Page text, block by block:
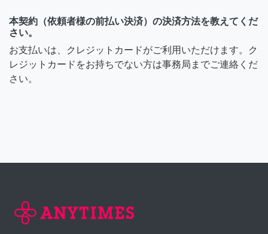
本契約（依頼者様の前払い決済）の決済方法を教えてくだ
さい。
お支払いは、クレジットカードがご利用いただけます。ク
レジットカードをお持ちでない方は事務局までご連絡くだ
さい。